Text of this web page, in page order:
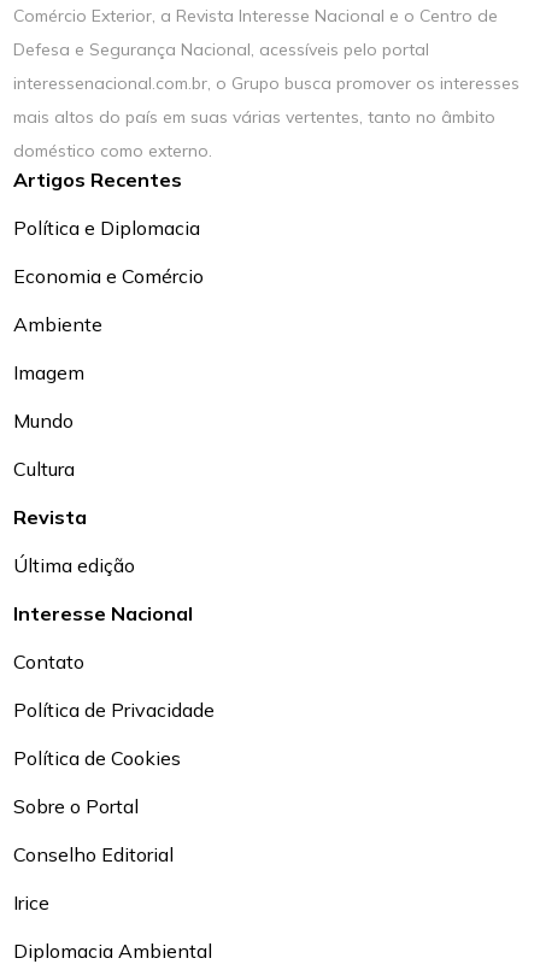
Comércio Exterior, a Revista Interesse Nacional e o Centro de
Defesa e Segurança Nacional, acessíveis pelo portal
interessenacional.com.br, o Grupo busca promover os interesses
mais altos do país em suas várias vertentes, tanto no âmbito
doméstico como externo.
Artigos Recentes
Política e Diplomacia
Economia e Comércio
Ambiente
Imagem
Mundo
Cultura
Revista
Última edição
Interesse Nacional
Contato
Política de Privacidade
Política de Cookies
Sobre o Portal
Conselho Editorial
Irice
Diplomacia Ambiental